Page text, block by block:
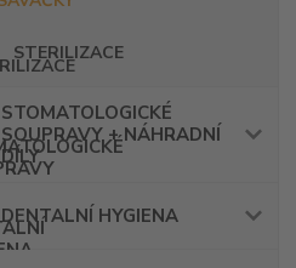
STERILIZACE
STOMATOLOGICKÉ
SOUPRAVY + NÁHRADNÍ
DÍLY
DENTALNÍ HYGIENA